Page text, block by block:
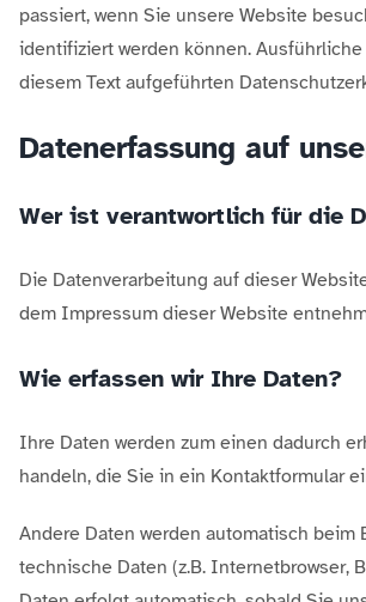
passiert, wenn Sie unsere Website
identifiziert werden können.
diesem Text aufgeführten
Datenerfassung auf
Wer ist verantwortlich für die
Die Datenverarbeitung auf dieser
dem Impressum dieser Website
Wie erfassen wir Ihre Daten?
Ihre Daten werden zum einen dadurch
handeln, die Sie in ein Kontaktformular
Andere Daten werden automatisch
technische Daten (z.B. Internetbrowser,